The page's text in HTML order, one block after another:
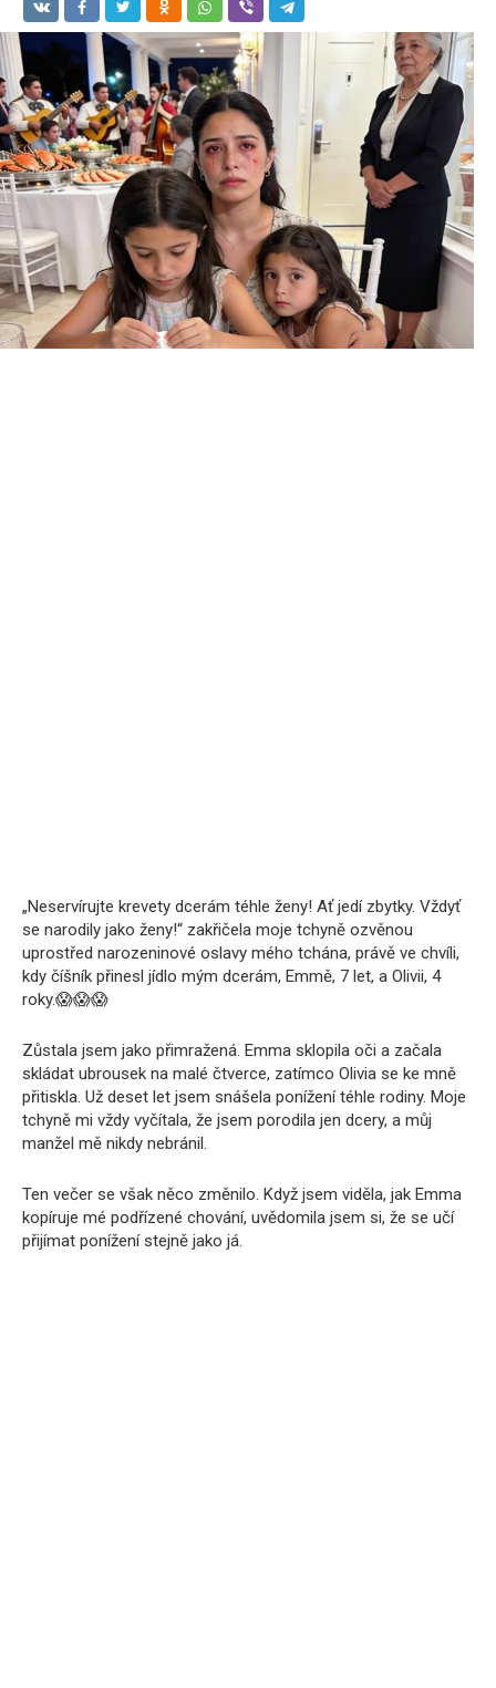
„Neservírujte krevety dcerám téhle ženy! Ať jedí zbytky. Vždyť
se narodily jako ženy!“ zakřičela moje tchyně ozvěnou
uprostřed narozeninové oslavy mého tchána, právě ve chvíli,
kdy číšník přinesl jídlo mým dcerám, Emmě, 7 let, a Olivii, 4
roky.😱😱😱
Zůstala jsem jako přimražená. Emma sklopila oči a začala
skládat ubrousek na malé čtverce, zatímco Olivia se ke mně
přitiskla. Už deset let jsem snášela ponížení téhle rodiny. Moje
tchyně mi vždy vyčítala, že jsem porodila jen dcery, a můj
manžel mě nikdy nebránil.
Ten večer se však něco změnilo. Když jsem viděla, jak Emma
kopíruje mé podřízené chování, uvědomila jsem si, že se učí
přijímat ponížení stejně jako já.